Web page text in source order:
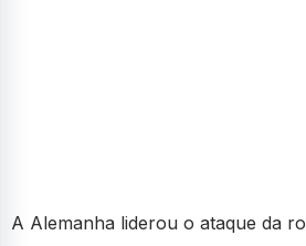
A Alemanha liderou o ataque da